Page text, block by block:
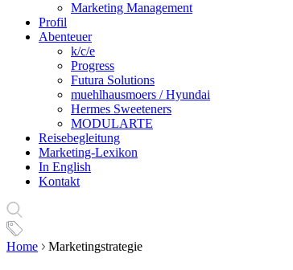
Marketing Management
Profil
Abenteuer
k/c/e
Progress
Futura Solutions
muehlhausmoers / Hyundai
Hermes Sweeteners
MODULARTE
Reisebegleitung
Marketing-Lexikon
In English
Kontakt
Home Marketingstrategie